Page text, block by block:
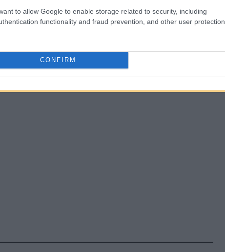
to allow Google to enable storage related to security, including
functionality and fraud prevention, and other user protection.
CONFIRM